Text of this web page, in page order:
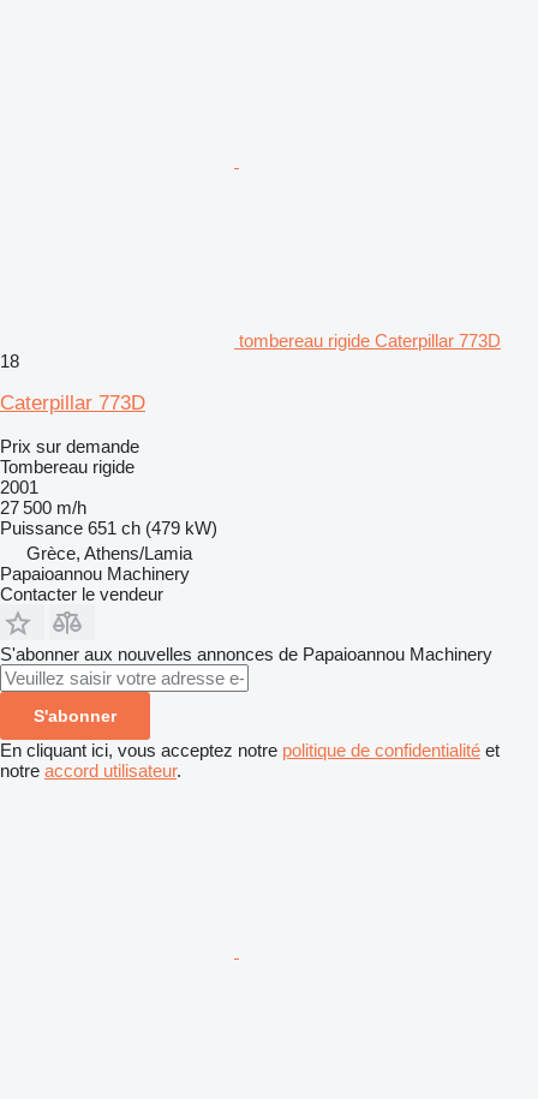
tombereau rigide Caterpillar 773D
18
Caterpillar 773D
Prix sur demande
Tombereau rigide
2001
27 500 m/h
Puissance 651 ch (479 kW)
Grèce, Athens/Lamia
Papaioannou Machinery
Contacter le vendeur
S'abonner aux nouvelles annonces de Papaioannou Machinery
S'abonner
En cliquant ici, vous acceptez notre politique de confidentialité et
notre accord utilisateur.